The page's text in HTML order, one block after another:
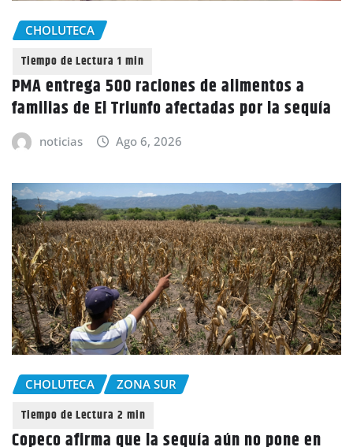
CHOLUTECA
PMA entrega 500 raciones de alimentos a
familias de El Triunfo afectadas por la sequía
noticias Ago 6, 2026
CHOLUTECA ZONA SUR
Copeco afirma que la sequía aún no pone en